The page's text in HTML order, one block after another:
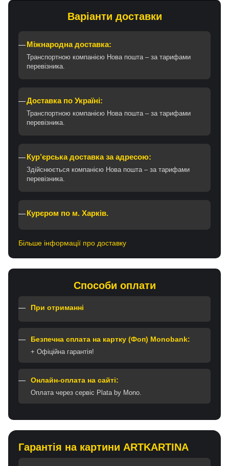
Варіанти доставки
Міжнародна доставка:
Транспортною компанією Нова пошта – за тарифами
перевізника.
Доставка по Україні:
Транспортною компанією Нова пошта – за тарифами
перевізника.
Кур’єрська доставка за адресою:
Здійснюється компанією Нова пошта – за тарифами
перевізника.
Курєром по м. Харків.
Більше інформації про доставку
Способи оплати
При отриманні
Безпечна сплата на картку (Фоп) Monobank:
+ Офіційна гарантія!
Онлайн-оплата на сайті:
Оплата через сервіс Plata by Mono.
Гарантія на картини ARTKARTINA